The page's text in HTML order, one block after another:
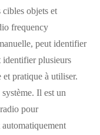
objets et
frequency
peut identifier
identifier plusieurs
pratique à utiliser.
Il est un
pour